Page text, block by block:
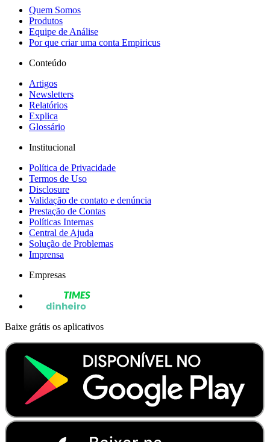
Quem Somos
Produtos
Equipe de Análise
Por que criar uma conta Empiricus
Conteúdo
Artigos
Newsletters
Relatórios
Explica
Glossário
Institucional
Política de Privacidade
Termos de Uso
Disclosure
Validação de contato e denúncia
Prestação de Contas
Políticas Internas
Central de Ajuda
Solução de Problemas
Imprensa
Empresas
Baixe grátis os aplicativos